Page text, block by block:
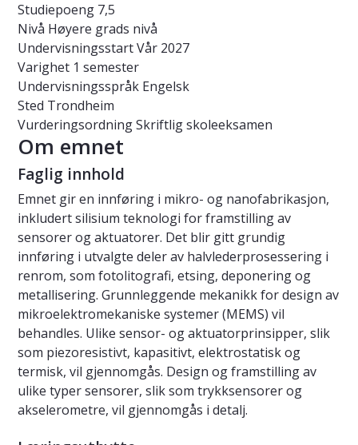
Studiepoeng 7,5
Nivå Høyere grads nivå
UndervisningsstartVår 2027
Varighet 1 semester
Undervisningsspråk Engelsk
Sted Trondheim
VurderingsordningSkriftlig skoleeksamen
Om emnet
Faglig innhold
Emnet gir en innføring i mikro- og nanofabrikasjon,
inkludert silisium teknologi for framstilling av
sensorer og aktuatorer. Det blir gitt grundig
innføring i utvalgte deler av halvlederprosessering i
renrom, som fotolitografi, etsing, deponering og
metallisering. Grunnleggende mekanikk for design av
mikroelektromekaniske systemer (MEMS) vil
behandles. Ulike sensor- og aktuatorprinsipper, slik
som piezoresistivt, kapasitivt, elektrostatisk og
termisk, vil gjennomgås. Design og framstilling av
ulike typer sensorer, slik som trykksensorer og
akselerometre, vil gjennomgås i detalj.